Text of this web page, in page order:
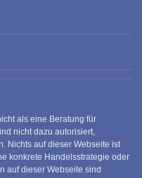
als eine Beratung für
nicht dazu autorisiert,
Nichts auf dieser Webseite ist
konkrete Handelsstrategie oder
auf dieser Webseite sind